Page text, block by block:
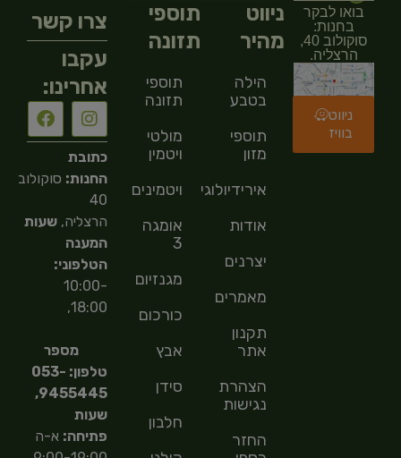
בואו לבקר
בחנות:
סוקולוב 40,
הרצליה.
ניווט
בוויז
ניווט
מהיר
הילה
בטבע
תוספי
מזון
אירידיולוגיה
אודות
יצרנים
מאמרים
תקנון
אתר
הצהרת
נגישות
החזר
תוספי
תזונה
תוספי
תזונה
מולטי
ויטמין
ויטמינים
אומגה
3
מגנזיום
כורכום
אבץ
סידן
חלבון
צרו קשר
עקבו
אחרינו:
כתובת
החנות: סוקולוב
40
הרצליה,שעות
המענה
הטלפוני:
10:00-
18:00,
מספר
טלפון: 053-
9455445,
שעות
פתיחה: א-ה